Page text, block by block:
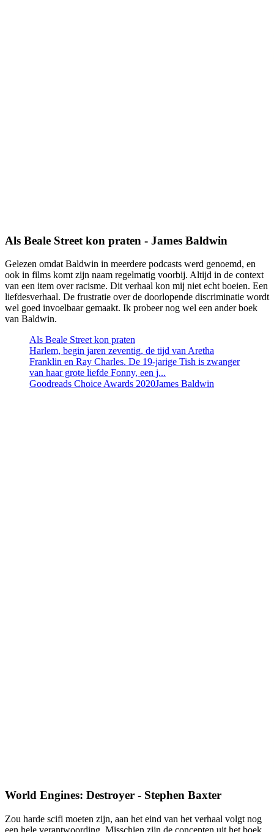
Als Beale Street kon praten - James Baldwin
Gelezen omdat Baldwin in meerdere podcasts werd genoemd, en
ook in films komt zijn naam regelmatig voorbij. Altijd in de context
van een item over racisme. Dit verhaal kon mij niet echt boeien. Een
liefdesverhaal. De frustratie over de doorlopende discriminatie wordt
wel goed invoelbaar gemaakt. Ik probeer nog wel een ander boek
van Baldwin.
Als Beale Street kon praten
Harlem, begin jaren zeventig, de tijd van Aretha
Franklin en Ray Charles. De 19-jarige Tish is zwanger
van haar grote liefde Fonny, een j...
Goodreads Choice Awards 2020James Baldwin
World Engines: Destroyer - Stephen Baxter
Zou harde scifi moeten zijn, aan het eind van het verhaal volgt nog
een hele verantwoording. Misschien zijn de concepten uit het boek